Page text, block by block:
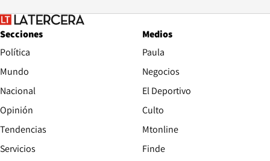
Secciones
Política
Mundo
Nacional
Opinión
Tendencias
Servicios
Medios
Paula
Negocios
El Deportivo
Culto
Mtonline
Finde